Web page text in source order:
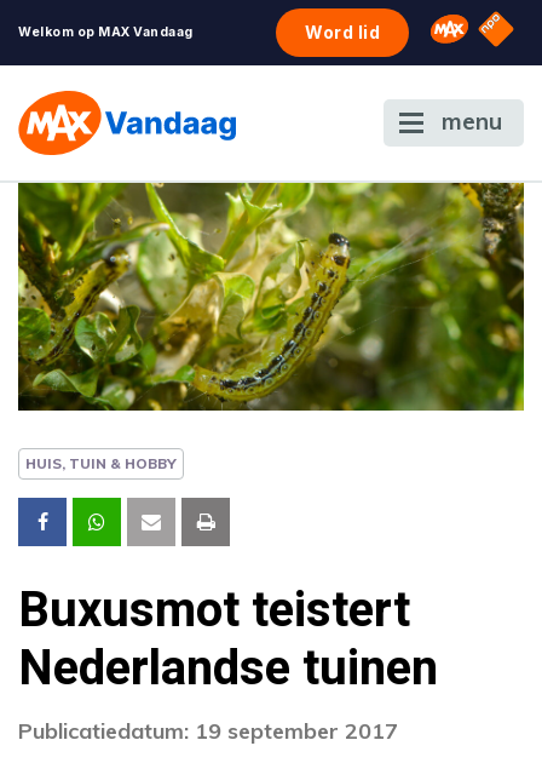
Welkom op MAX Vandaag Word lid Omroep
NPO
menu
HUIS, TUIN & HOBBY
Buxusmot teistert
Nederlandse tuinen
Publicatiedatum: 19 september 2017